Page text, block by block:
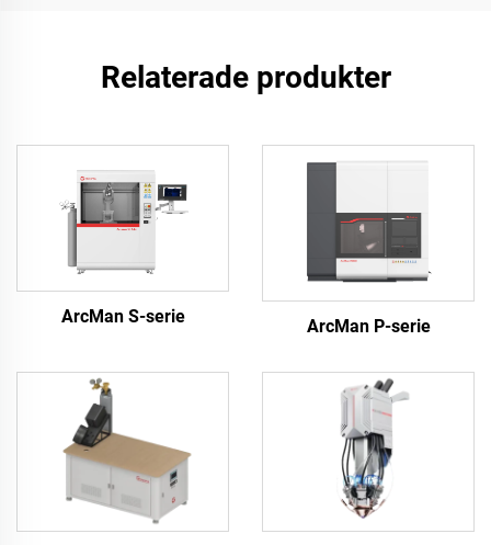
Relaterade produkter
ArcMan S-serie ArcMan P-serie